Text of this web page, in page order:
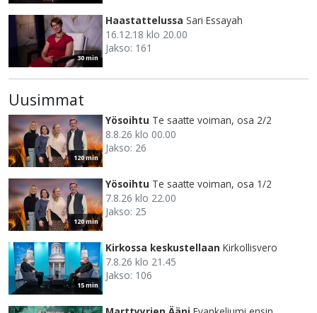
30 min
Haastattelussa Sari Essayah
16.12.18 klo 20.00
Jakso: 161
Uusimmat
120 min
Yösoihtu Te saatte voiman, osa 2/2
8.8.26 klo 00.00
Jakso: 26
120 min
Yösoihtu Te saatte voiman, osa 1/2
7.8.26 klo 22.00
Jakso: 25
15 min
Kirkossa keskustellaan Kirkollisvero
7.8.26 klo 21.45
Jakso: 106